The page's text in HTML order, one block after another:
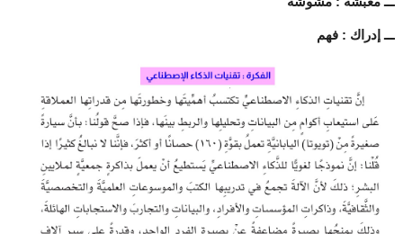
ـــ إدراك : فهم